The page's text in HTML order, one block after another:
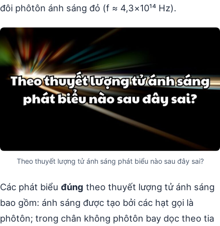
đôi phôtôn ánh sáng đỏ (f ≈ 4,3×10¹⁴ Hz).
Theo thuyết lượng tử ánh sáng phát biểu nào sau đây sai?
Các phát biểu đúng theo thuyết lượng tử ánh sáng
bao gồm: ánh sáng được tạo bởi các hạt gọi là
phôtôn; trong chân không phôtôn bay dọc theo tia